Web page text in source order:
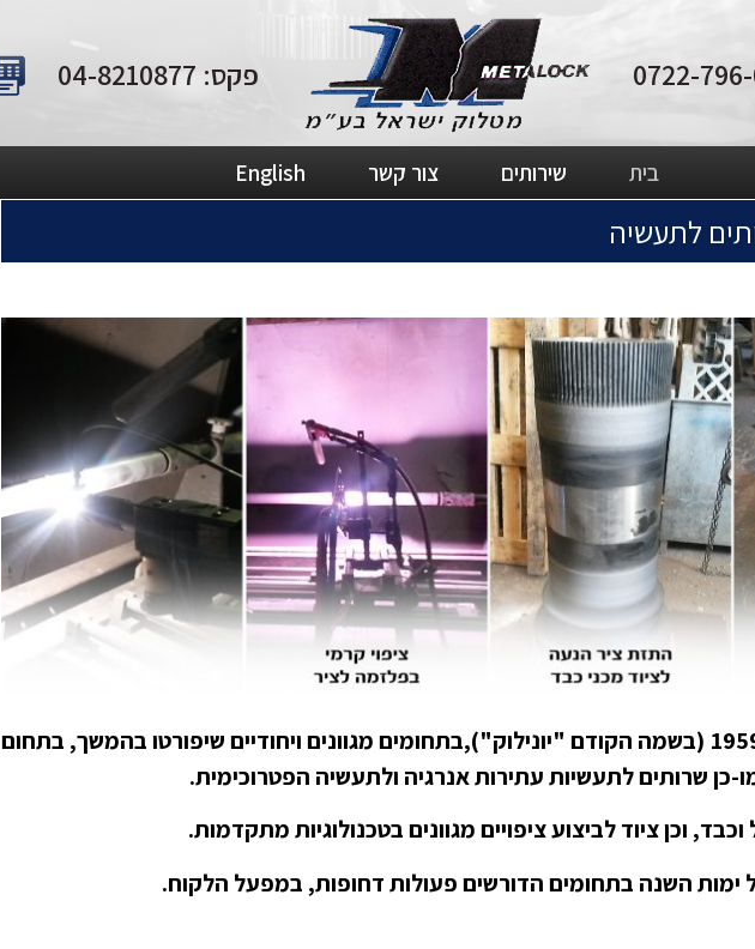
פקס: 04-8210877
בית שירותים צור קשר English
לתעשיה
חברת "מטלוק ישראל "בע"מ, פועלת החל משנת 1959 (בשמה הקודם "יונילוק"),בתחומים מגוונים ויחודיים שיפורטו בהמשך, בתחום
כן שרותים לתעשיות עתירות אנרגיה ולתעשיה הפטרוכימית.
וכן ציוד לביצוע ציפויים מגוונים בטכנולוגיות מתקדמות.